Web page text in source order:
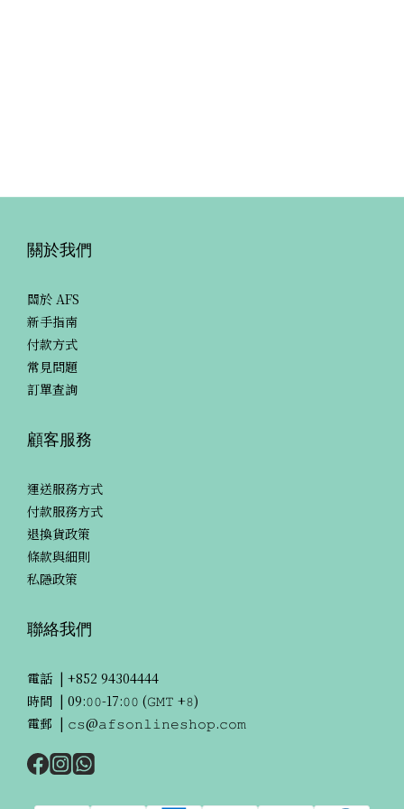
關於我們
關於 AFS
新手指南
付款方式
常見問題
訂單查詢
顧客服務
運送服務方式
付款服務方式
退換貨政策
條款與細則
私隱政策
聯絡我們
電話 | +852 94304444
時間 | 09:𝟶𝟶-17:𝟶𝟶 (𝙶𝙼𝚃 +𝟾)
電郵 | 𝚌𝚜@𝚊𝚏𝚜𝚘𝚗𝚕𝚒𝚗𝚎𝚜𝚑𝚘𝚙.𝚌𝚘𝚖